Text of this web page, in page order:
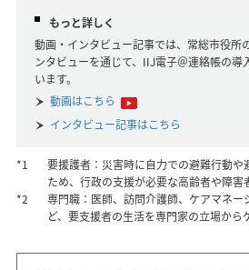
もっと詳しく
動画・インタビュー記事では、常総市役所
ンタビューを通じて、IIJ電子＠連絡帳の導
います。
動画はこちら
インタビュー記事はこちら
*1
要援護者：災害時に自力での避難行動や
ため、行政の支援が必要な高齢者や障害
*2
専門職：医師、訪問介護師、ケアマネー
ど、要支援者の生活を専門家の立場から